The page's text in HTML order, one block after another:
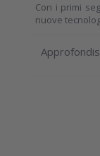
Con i primi
nuove